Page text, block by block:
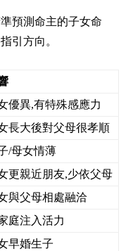
預測命主的子女命
引方向。
優異,有特殊感應力
長大後對父母很孝順
/母女情薄
更親近朋友,少依父母
與父母相處融洽
庭注入活力
早婚生子